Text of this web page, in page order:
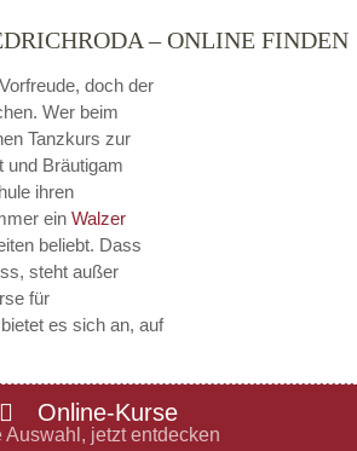
—
– ONLINE FINDEN
doch der
Wer beim
Tanzkurs zur
und Bräutigam
ihren
ein Walzer
beliebt. Dass
steht außer
für
es sich an, auf
Online-Kurse
Auswahl, jetzt entdecken